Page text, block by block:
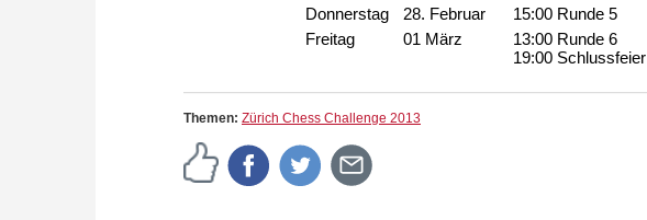
Donnerstag
28. Februar
15:00 Runde 5
Freitag
01 März
13:00 Runde 6
19:00 Schlussfeier
Themen: Zürich Chess Challenge 2013